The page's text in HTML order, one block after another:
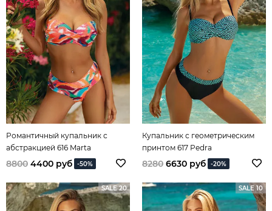
Романтичный купальник с
абстракцией 616 Marta
8800 4400 руб -50%
Купальник с геометрическим
принтом 617 Pedra
8280 6630 руб -20%
SALE 20 SALE 10